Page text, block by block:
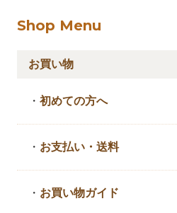
Shop Menu
お買い物
・初めての方へ
・ お支払い・送料
・ お買い物ガイド